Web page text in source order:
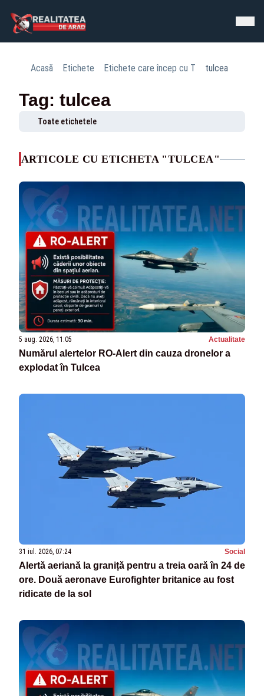
Acasă Etichete Etichete care încep cu T tulcea
Tag: tulcea
Toate etichetele
ARTICOLE CU ETICHETA "TULCEA"
5 aug. 2026, 11:05 Actualitate
Numărul alertelor RO-Alert din cauza dronelor a
explodat în Tulcea
31 iul. 2026, 07:24 Social
Alertă aeriană la graniță pentru a treia oară în 24 de
ore. Două aeronave Eurofighter britanice au fost
ridicate de la sol